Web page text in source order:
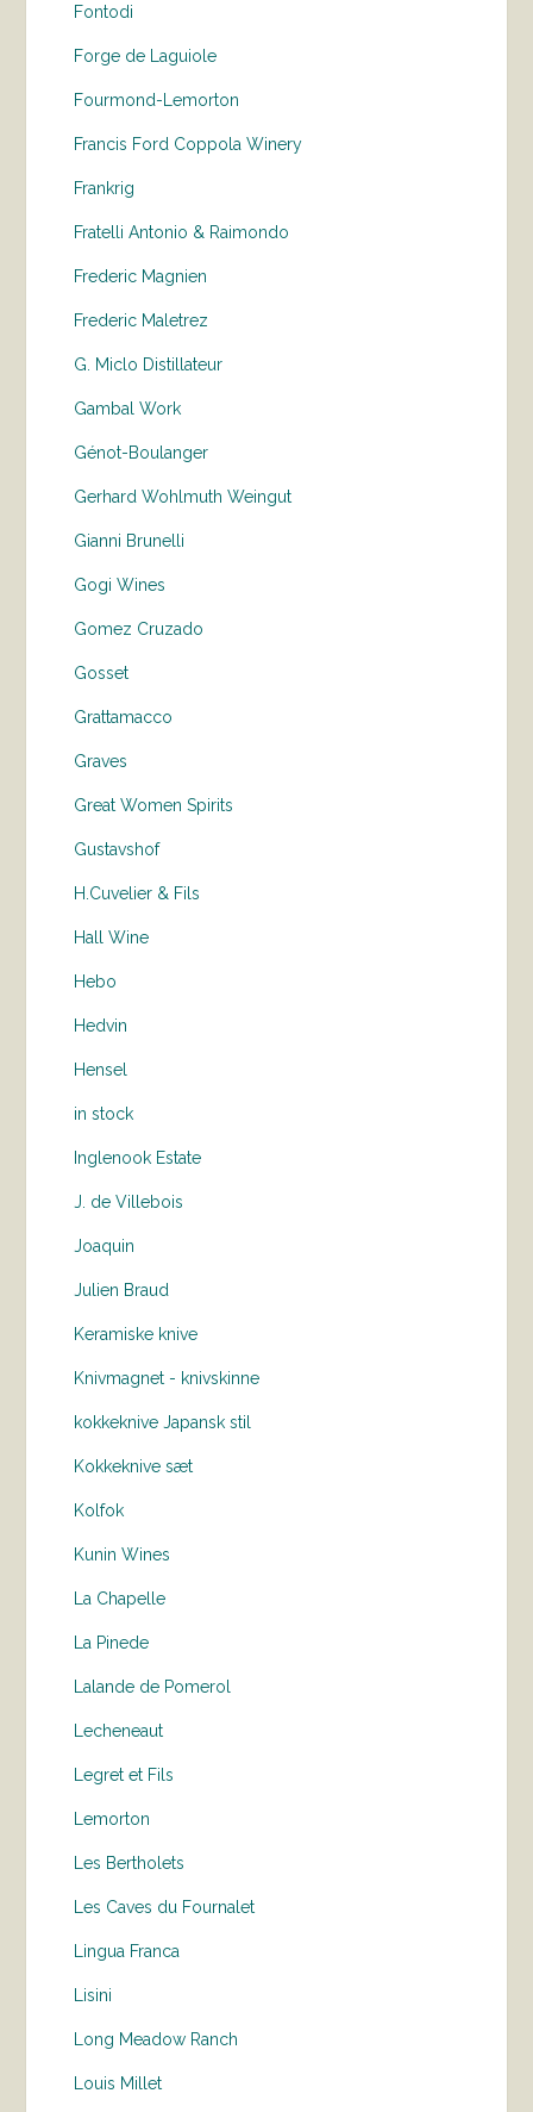
Fontodi
Forge de Laguiole
Fourmond-Lemorton
Francis Ford Coppola Winery
Frankrig
Fratelli Antonio & Raimondo
Frederic Magnien
Frederic Maletrez
G. Miclo Distillateur
Gambal Work
Génot-Boulanger
Gerhard Wohlmuth Weingut
Gianni Brunelli
Gogi Wines
Gomez Cruzado
Gosset
Grattamacco
Graves
Great Women Spirits
Gustavshof
H.Cuvelier & Fils
Hall Wine
Hebo
Hedvin
Hensel
in stock
Inglenook Estate
J. de Villebois
Joaquin
Julien Braud
Keramiske knive
Knivmagnet - knivskinne
kokkeknive Japansk stil
Kokkeknive sæt
Kolfok
Kunin Wines
La Chapelle
La Pinede
Lalande de Pomerol
Lecheneaut
Legret et Fils
Lemorton
Les Bertholets
Les Caves du Fournalet
Lingua Franca
Lisini
Long Meadow Ranch
Louis Millet